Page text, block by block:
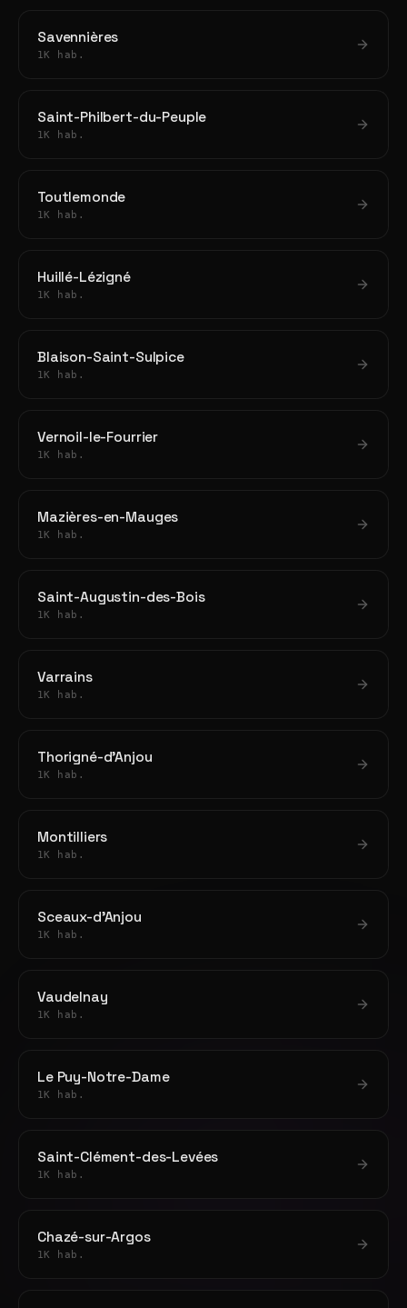
Savennières
1K hab.
Saint-Philbert-du-Peuple
1K hab.
Toutlemonde
1K hab.
Huillé-Lézigné
1K hab.
Blaison-Saint-Sulpice
1K hab.
Vernoil-le-Fourrier
1K hab.
Mazières-en-Mauges
1K hab.
Saint-Augustin-des-Bois
1K hab.
Varrains
1K hab.
Thorigné-d'Anjou
1K hab.
Montilliers
1K hab.
Sceaux-d'Anjou
1K hab.
Vaudelnay
1K hab.
Le Puy-Notre-Dame
1K hab.
Saint-Clément-des-Levées
1K hab.
Chazé-sur-Argos
1K hab.